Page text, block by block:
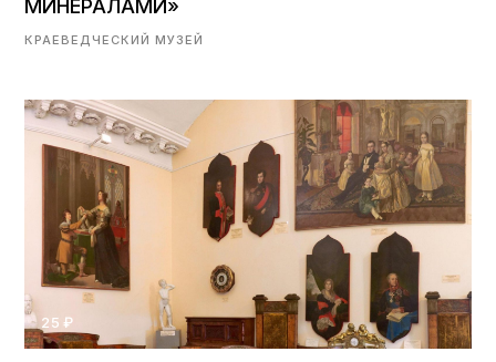
МИНЕРАЛАМИ»
КРАЕВЕДЧЕСКИЙ МУЗЕЙ
25 ₽